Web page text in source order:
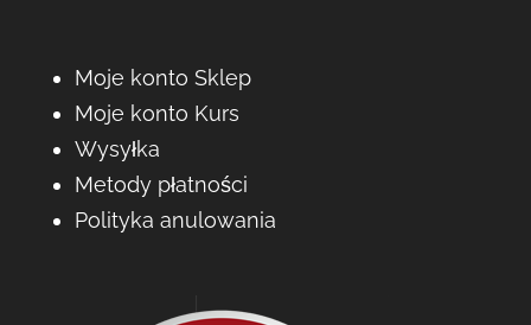
Moje konto Sklep
Moje konto Kurs
Wysyłka
Metody płatności
Polityka anulowania